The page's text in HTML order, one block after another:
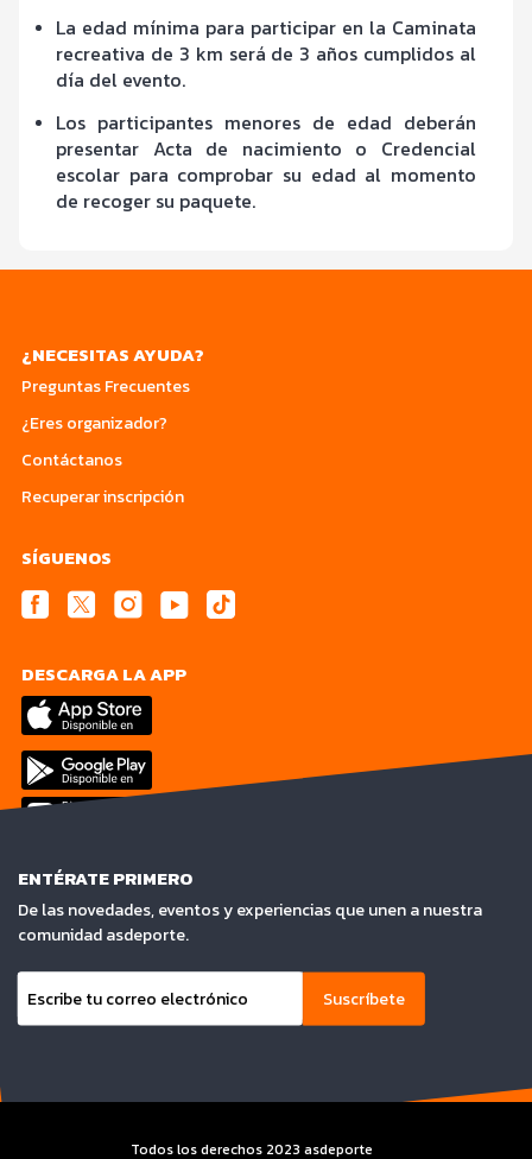
La edad mínima para participar en la Caminata
recreativa de 3 km será de 3 años cumplidos al
día del evento.
Los participantes menores de edad deberán
presentar Acta de nacimiento o Credencial
escolar para comprobar su edad al momento
de recoger su paquete.
¿NECESITAS AYUDA?
Preguntas Frecuentes
¿Eres organizador?
Contáctanos
Recuperar inscripción
SÍGUENOS
DESCARGA LA APP
ENTÉRATE PRIMERO
De las novedades, eventos y experiencias que unen a nuestra
comunidad asdeporte.
Suscríbete
Todos los derechos 2023 asdeporte